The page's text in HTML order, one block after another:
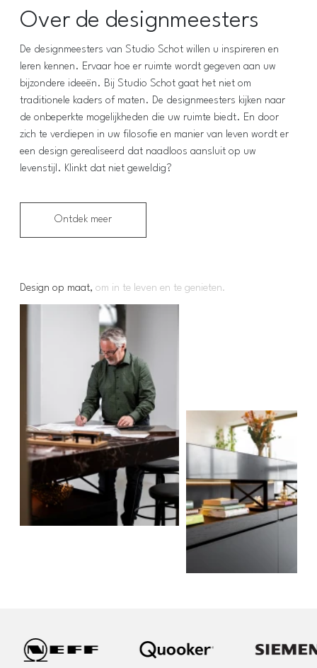
Over de designmeesters
De designmeesters van Studio Schot willen u inspireren en
leren kennen. Ervaar hoe er ruimte wordt gegeven aan uw
bijzondere ideeën. Bij Studio Schot gaat het niet om
traditionele kaders of maten. De designmeesters kijken naar
de onbeperkte mogelijkheden die uw ruimte biedt. En door
zich te verdiepen in uw filosofie en manier van leven wordt er
een design gerealiseerd dat naadloos aansluit op uw
levenstijl. Klinkt dat niet geweldig?
Ontdek meer
Design op maat, om in te leven en te genieten.